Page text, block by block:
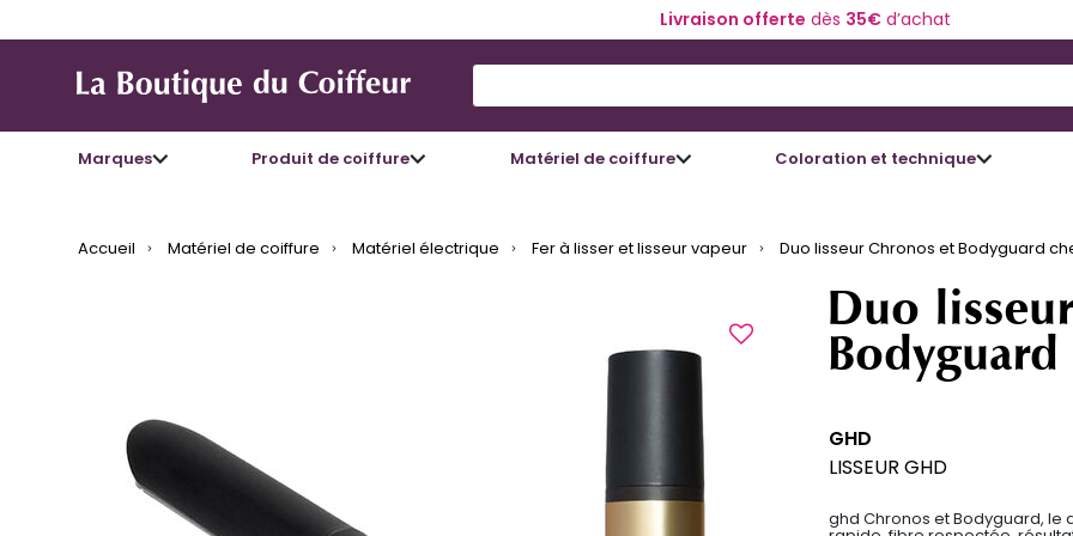
Livraison offerte dès 35€d’achat
Marques Produit de coiffure Matériel de coiffure Coloration et technique
Accueil Matériel de coiffure Matériel électrique Fer à lisser et lisseur vapeur Duo lisseur Chronos et Bodyguard
Duo
GHD
LISSEUR GHD
ghd Chronos et Bodyguard, le